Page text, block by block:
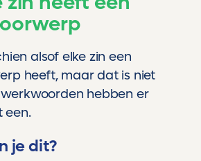
alsof elke zin een
heeft, maar dat is niet
hebben er
een.
je dit?